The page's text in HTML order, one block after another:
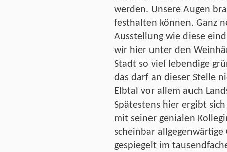
werden. Unsere Augen
festhalten können. Ganz
Ausstellung wie diese
wir hier unter den
Stadt so viel lebendige
das darf an dieser Stelle
Elbtal vor allem auch
Spätestens hier ergibt
mit seiner genialen
scheinbar
gespiegelt im